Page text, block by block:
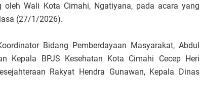
oleh Wali Kota Cimahi, Ngatiyana, pada acara yang
(27/1/2026).
Bidang Pemberdayaan Masyarakat, Abdul
Kepala BPJS Kesehatan Kota Cimahi Cecep Heri
Rakyat Hendra Gunawan, Kepala Dinas